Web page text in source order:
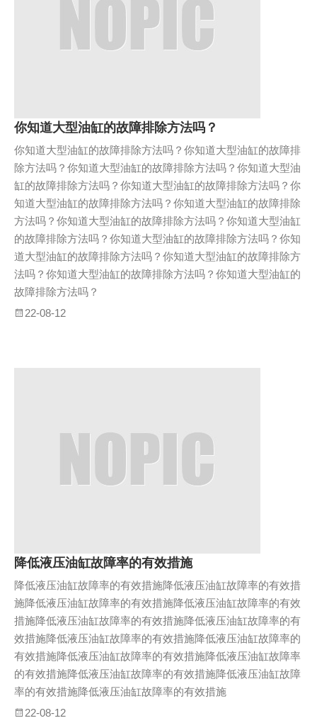
你知道大型油缸的故障排除方法吗？
你知道大型油缸的故障排除方法吗？你知道大型油缸的故障排
除方法吗？你知道大型油缸的故障排除方法吗？你知道大型油
缸的故障排除方法吗？你知道大型油缸的故障排除方法吗？你
知道大型油缸的故障排除方法吗？你知道大型油缸的故障排除
方法吗？你知道大型油缸的故障排除方法吗？你知道大型油缸
的故障排除方法吗？你知道大型油缸的故障排除方法吗？你知
道大型油缸的故障排除方法吗？你知道大型油缸的故障排除方
法吗？你知道大型油缸的故障排除方法吗？你知道大型油缸的
故障排除方法吗？
22-08-12
降低液压油缸故障率的有效措施
降低液压油缸故障率的有效措施降低液压油缸故障率的有效措
施降低液压油缸故障率的有效措施降低液压油缸故障率的有效
措施降低液压油缸故障率的有效措施降低液压油缸故障率的有
效措施降低液压油缸故障率的有效措施降低液压油缸故障率的
有效措施降低液压油缸故障率的有效措施降低液压油缸故障率
的有效措施降低液压油缸故障率的有效措施降低液压油缸故障
率的有效措施降低液压油缸故障率的有效措施
22-08-12